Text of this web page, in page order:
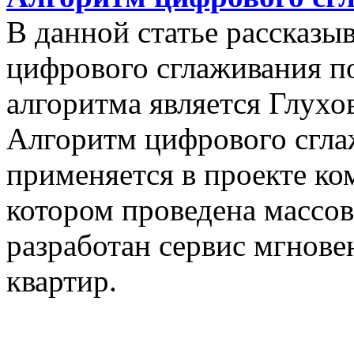
В данной статье
цифрового сглаживания
алгоритма является
Алгоритм цифрового
применяется в проекте
котором проведена
разработан сервис
квартир.